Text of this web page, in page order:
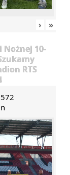
› »
10-
RTS